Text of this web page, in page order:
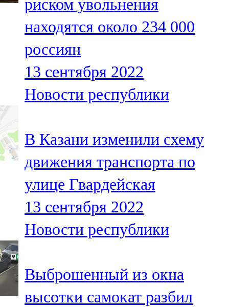
риском увольнения
находятся около 234 000
россиян
13 сентября 2022
Новости республики
В Казани изменили схему
движения транспорта по
улице Гвардейская
13 сентября 2022
Новости республики
Выброшенный из окна
высотки самокат разбил